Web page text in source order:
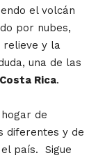
el volcán
por nubes,
relieve y la
una de las
Rica.
de
diferentes y de
país. Sigue